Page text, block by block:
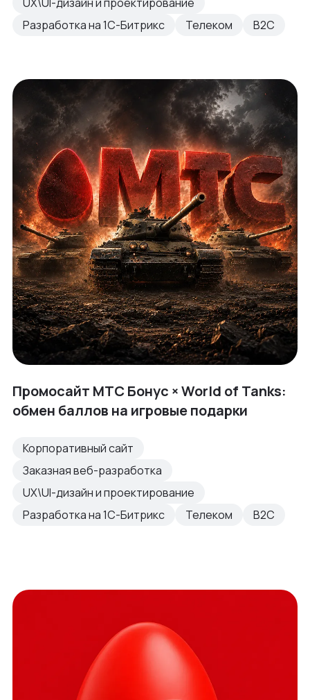
Разработка на 1С-Битрикс
Телеком B2C
Промосайт МТС Бонус × World of Tanks:
обмен баллов на игровые подарки
Корпоративный сайт
Заказная веб-разработка
UX\UI-дизайн и проектирование
Разработка на 1С-Битрикс
Телеком B2C